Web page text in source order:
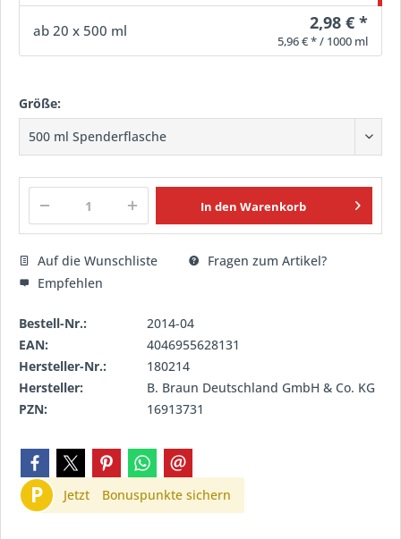
ab 20 x 500 ml 2,98 € *
5,96 € * / 1000 ml
Größe:
In den Warenkorb
Auf die Wunschliste
Fragen zum Artikel?
Empfehlen
Bestell-Nr.:
2014-04
EAN:
4046955628131
Hersteller-Nr.:
180214
Hersteller:
B. Braun Deutschland GmbH & Co. KG
PZN:
16913731
P Jetzt Bonuspunkte sichern